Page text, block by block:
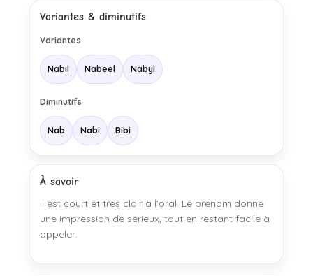
Variantes & diminutifs
Variantes
Nabil Nabeel Nabyl
Diminutifs
Nab Nabi Bibi
À savoir
Il est court et très clair à l’oral. Le prénom donne
une impression de sérieux, tout en restant facile à
appeler.